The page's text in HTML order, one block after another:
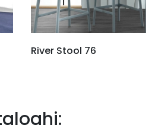
River Stool 76